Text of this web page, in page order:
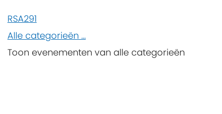
RSA291
Alle categorieën ...
Toon evenementen van alle categorieën